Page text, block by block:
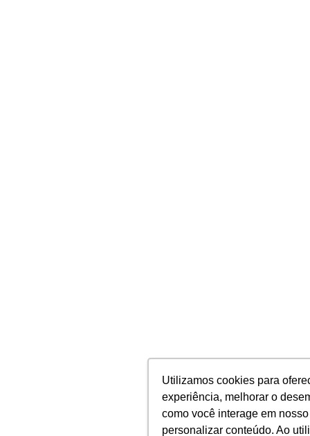
Utilizamos cookies para
experiência, melhorar o
como você interage em
personalizar conteúdo. Ao
Utilizamos cookies para
experiência, melhorar o
como você interage em
personalizar conteúdo. Ao